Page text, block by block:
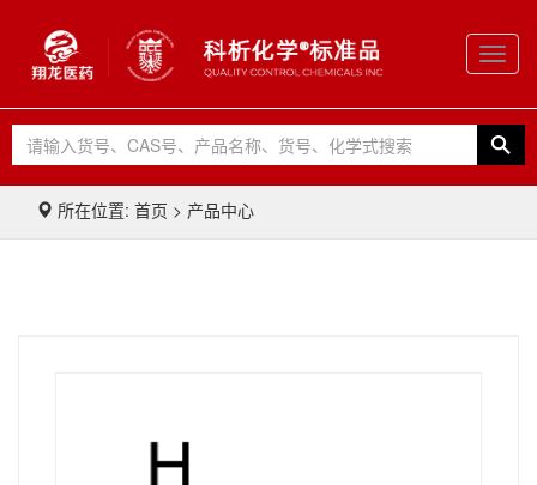
所在位置: 首页 > 产品中心